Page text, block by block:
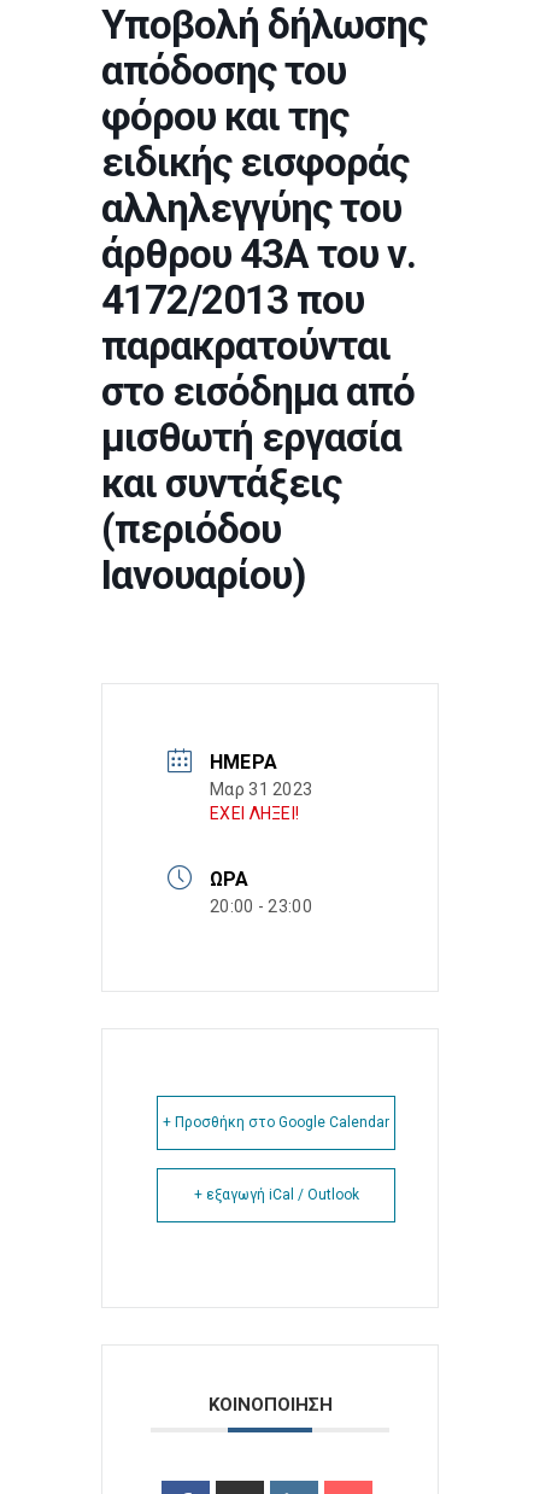
Υποβολή δήλωσης
απόδοσης του
φόρου και της
ειδικής εισφοράς
αλληλεγγύης του
άρθρου 43Α του ν.
4172/2013 που
παρακρατούνται
στο εισόδημα από
μισθωτή εργασία
και συντάξεις
(περιόδου
Ιανουαρίου)
ΗΜΈΡΑ
Μαρ 31 2023
ΕΧΕΙ ΛΗΞΕΙ!
ΏΡΑ
20:00 - 23:00
+ Προσθήκη στο Google Calendar
+ εξαγωγή iCal / Outlook
ΚΟΙΝΟΠΟΙΗΣΗ